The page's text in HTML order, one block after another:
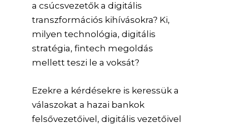
a csúcsvezetők a digitális
transzformációs kihívásokra? Ki,
milyen technológia, digitális
stratégia, fintech megoldás
mellett teszi le a voksát?
Ezekre a kérdésekre is keressük a
válaszokat a hazai bankok
felsővezetőivel, digitális vezetőivel